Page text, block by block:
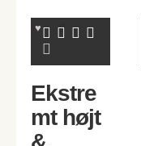
Ekstre
mt højt